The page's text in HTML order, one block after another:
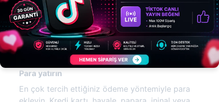
2
Para yatırın
En çok tercih ettiğiniz ödeme yöntemiyle para